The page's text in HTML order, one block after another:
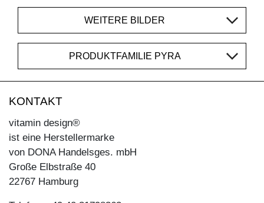
WEITERE BILDER
PRODUKTFAMILIE PYRA
KONTAKT
vitamin design®
ist eine Herstellermarke
von DONA Handelsges. mbH
Große Elbstraße 40
22767 Hamburg